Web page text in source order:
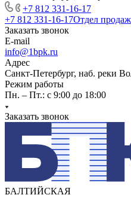
+7 812 331-16-17
+7 812 331-16-17Отдел продаж
Заказать звонок
E-mail
info@1bpk.ru
Адрес
Санкт-Петербург, наб. реки
Режим работы
Пн. – Пт.: с 9:00 до 18:00
Заказать звонок
БАЛТИЙСКАЯ